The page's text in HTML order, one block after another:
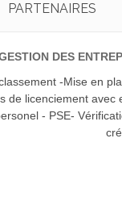
PARTENAIRES
DES
-Mise en
de licenciement avec
- PSE-